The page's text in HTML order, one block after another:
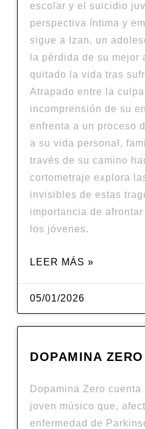
escolar y el suicidio
perspectiva íntima y
sigue a Izan, un
la pérdida de su mejor
quitado la vida tras
Atrapado entre la
incomprensión de su
enfrenta a un proceso
a su vida personal,
través de su camino
cortometraje explora
invisibles de estas
importancia de
los jóvenes.
LEER MÁS »
05/01/2026
DOPAMINA ZERO
Dopamina Zero
joven músico que,
enfermedad de